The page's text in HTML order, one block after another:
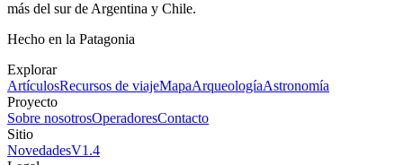
más del sur de Argentina y Chile.
Hecho en la Patagonia
Explorar
ArtículosRecursos de viajeMapaArqueologíaAstronomía
Proyecto
Sobre nosotrosOperadoresContacto
Sitio
NovedadesV1.4